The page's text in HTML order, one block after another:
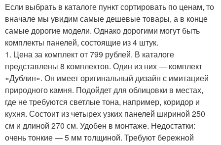
Если выбрать в каталоге пункт сортировать по ценам, то
вначале мы увидим самые дешевые товары, а в конце
самые дорогие модели. Однако дорогими могут быть
комплекты панелей, состоящие из 4 штук.
1. Цена за комплект от 799 рублей. В каталоге
представлены 8 комплектов. Один из них — комплект
«Дублин». Он имеет оригинальный дизайн с имитацией
природного камня. Подойдет для облицовки в местах,
где не требуются светлые тона, например, коридор и
кухня. Состоит из четырех узких панелей шириной 250
см и длиной 270 см. Удобен в монтаже. Недостатки:
очень тонкие — 5 мм толщиной. Требуют бережной